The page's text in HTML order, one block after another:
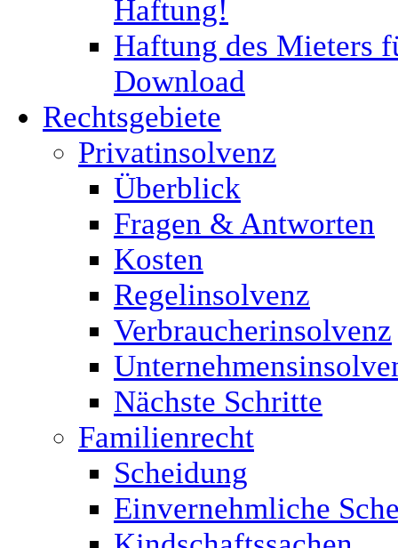
Haftung!
Haftung des Mieters
Download
Rechtsgebiete
Privatinsolvenz
Überblick
Fragen & Antworten
Kosten
Regelinsolvenz
Verbraucherinsolvenz
Nächste Schritte
Familienrecht
Scheidung
Einvernehmliche